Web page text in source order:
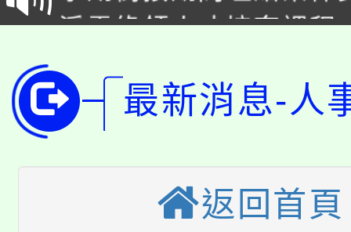
學籍身 分審查程序及
版
淨零綠領人才培育課程
代理(課)教師甄選結果(
「2026金融保險知識
車」活動
桃園市115學年度學生
公告本校115學年度第
代理(課)教師甄選結果
公告本校115學年度第
最新消息-人
返回首頁